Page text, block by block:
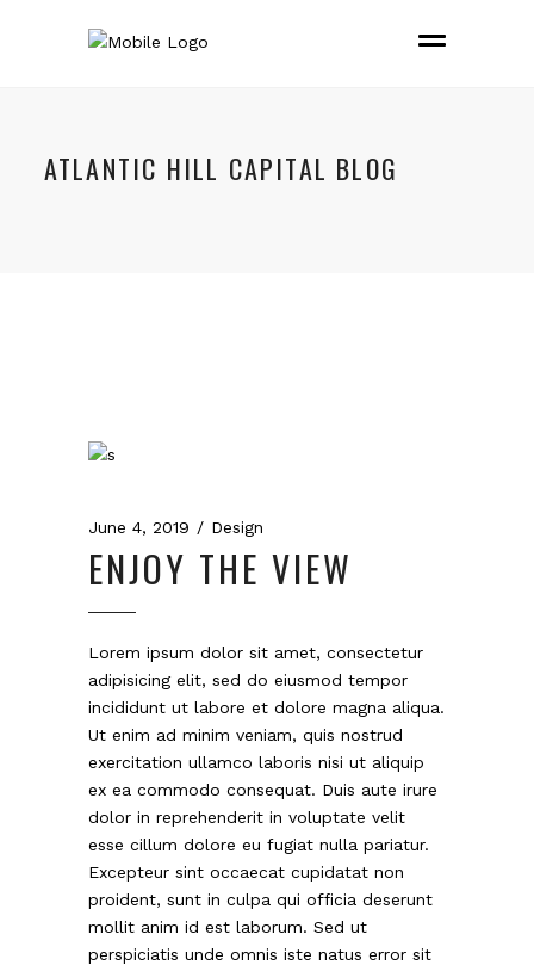
ATLANTIC HILL CAPITAL BLOG
June 4, 2019 Design
ENJOY THE VIEW
Lorem ipsum dolor sit amet, consectetur
adipisicing elit, sed do eiusmod tempor
incididunt ut labore et dolore magna aliqua.
Ut enim ad minim veniam, quis nostrud
exercitation ullamco laboris nisi ut aliquip
ex ea commodo consequat. Duis aute irure
dolor in reprehenderit in voluptate velit
esse cillum dolore eu fugiat nulla pariatur.
Excepteur sint occaecat cupidatat non
proident, sunt in culpa qui officia deserunt
mollit anim id est laborum. Sed ut
perspiciatis unde omnis iste natus error sit